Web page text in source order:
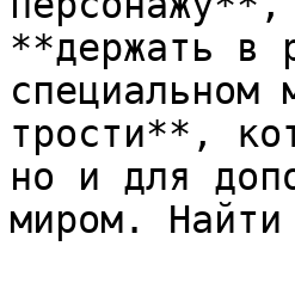
**держать в
специальном
трости**,
но и для
миром. Найти